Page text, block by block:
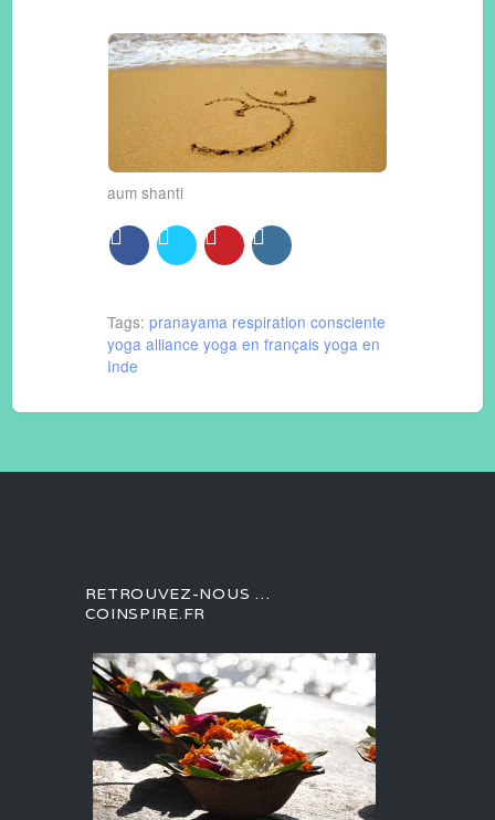
aum shanti
Tags:pranayama respiration consciente
yoga alliance yoga en français yoga en
Inde
RETROUVEZ-NOUS …
COINSPIRE.FR